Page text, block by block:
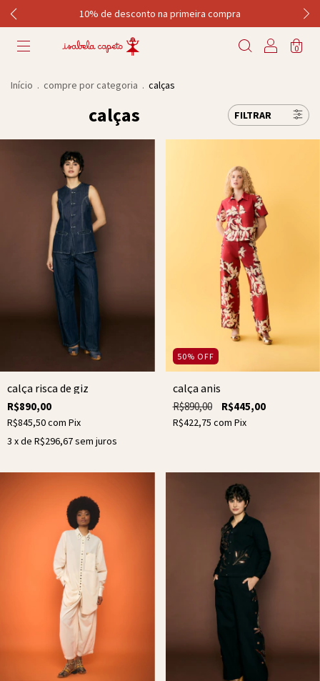
10% de desconto na primeira compra
0
Início . compre por categoria . calças
calças FILTRAR
calça risca de giz
R$890,00
R$845,50com Pix
3 x de R$296,67sem juros
50% OFF
calça anis
R$890,00 R$445,00
R$422,75 com Pix